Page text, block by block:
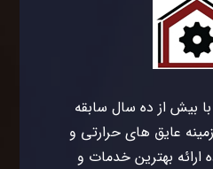
بیش از ده سال سابقه
عایق های حرارتی و
ارائه بهترین خدمات و